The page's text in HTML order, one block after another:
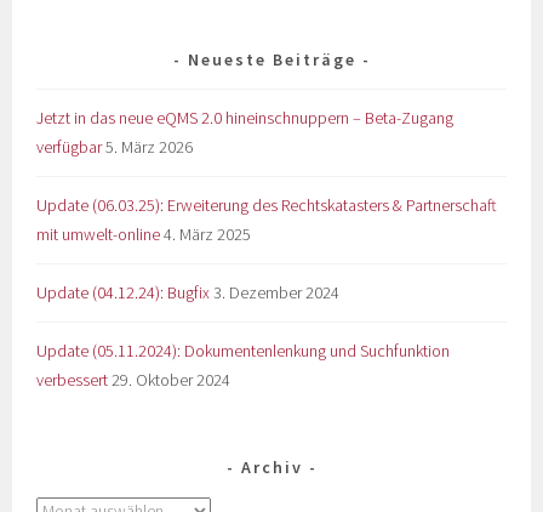
Neueste Beiträge
Jetzt in das neue eQMS 2.0 hineinschnuppern – Beta-Zugang
verfügbar5. März 2026
Update (06.03.25): Erweiterung des Rechtskatasters & Partnerschaft
mit umwelt-online4. März 2025
Update (04.12.24): Bugfix3. Dezember 2024
Update (05.11.2024): Dokumentenlenkung und Suchfunktion
verbessert29. Oktober 2024
Archiv